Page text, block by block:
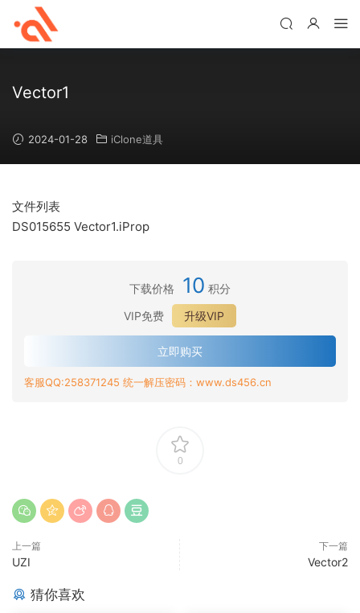
Vector1
2024-01-28 iClone道具
文件列表
DS015655 Vector1.iProp
下载价格 10 积分
VIP免费
升级VIP
立即购买
客服QQ:258371245 统一解压密码：www.ds456.cn
0
上一篇
UZI
下一篇
Vector2
猜你喜欢